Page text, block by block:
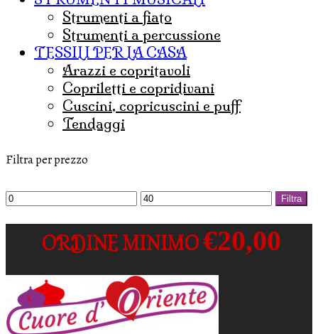
strumenti a fiato
strumenti a percussione
TESSILI PER LA CASA
arazzi e copritavoli
copriletti e copridivani
cuscini, copricuscini e puff
tendaggi
Filtra per prezzo
Prezzo
Prezzo
Filtra
ORDINE MINIMO€20,00